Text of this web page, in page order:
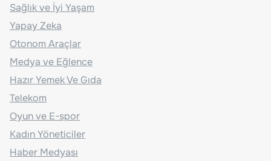
Sağlık ve İyi Yaşam
Yapay Zeka
Otonom Araçlar
Medya ve Eğlence
Hazır Yemek Ve Gıda
Telekom
Oyun ve E-spor
Kadın Yöneticiler
Haber Medyası